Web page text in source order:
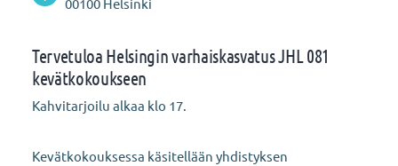
Tervetuloa Helsingin varhaiskasvatus JHL 081
kevätkokoukseen
Kahvitarjoilu alkaa klo 17.
Kevätkokouksessa käsitellään yhdistyksen